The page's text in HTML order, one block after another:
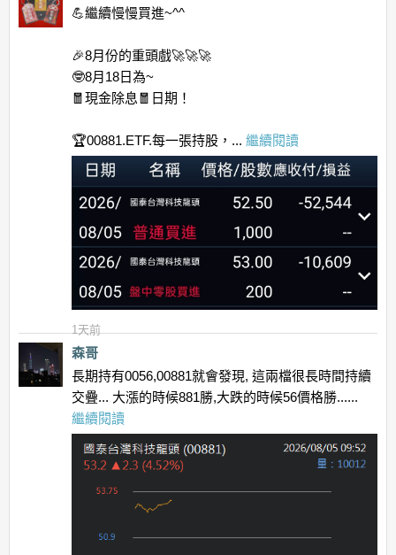
💪繼續慢慢買進~^^
🎉8月份的重頭戲🚀🚀🚀
🤓8月18日為~
🧧現金除息🧧日期！
🏆00881.ETF.每一張持股，... 繼續閱讀
1天前
森哥
長期持有0056,00881就會發現, 這兩檔很長時間持續
交疊... 大漲的時候881勝,大跌的時候56價格勝......
繼續閱讀